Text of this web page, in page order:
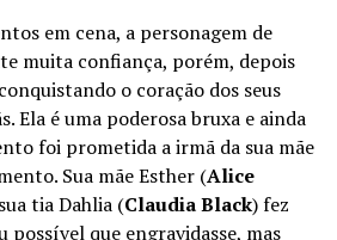
em cena, a personagem de
muita confiança, porém, depois
o coração dos seus
Ela é uma poderosa bruxa e ainda
foi prometida a irmã da sua mãe
Sua mãe Esther (Alice
tia Dahlia (Claudia Black) fez
que engravidasse, mas